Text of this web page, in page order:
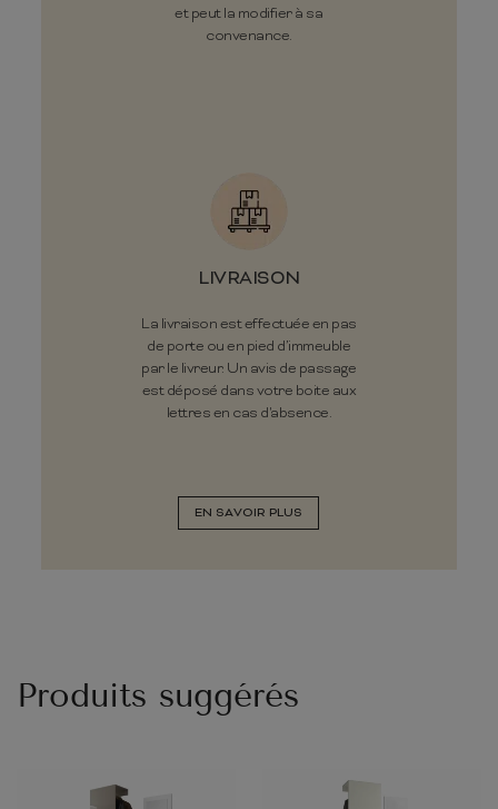
et peut la modifier à sa
convenance.
LIVRAISON
La livraison est effectuée en pas
de porte ou en pied d’immeuble
par le livreur. Un avis de passage
est déposé dans votre boite aux
lettres en cas d'absence.
EN SAVOIR PLUS
Produits suggérés